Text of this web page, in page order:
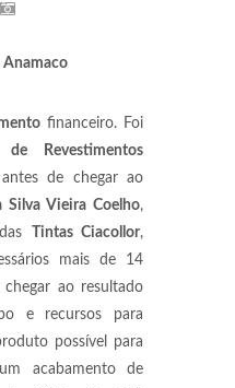
Anamaco
financeiro. Foi
de Revestimentos
de chegar ao
Silva Vieira Coelho,
Tintas Ciacollor,
mais de 14
ao resultado
e recursos para
possível para
acabamento de